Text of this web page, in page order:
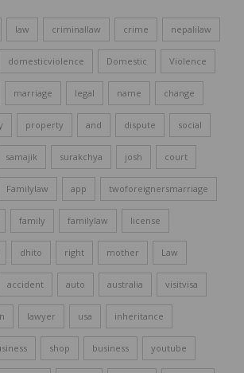
law criminallaw crime nepalilaw
domesticviolence Domestic Violence
marriage legal name change
property and dispute social
samajik surakchya josh court
Familylaw app twoforeignersmarriage
family familylaw license
dhito right mother Law
accident auto australia visitvisa
lawyer usa inheritance
shop business youtube